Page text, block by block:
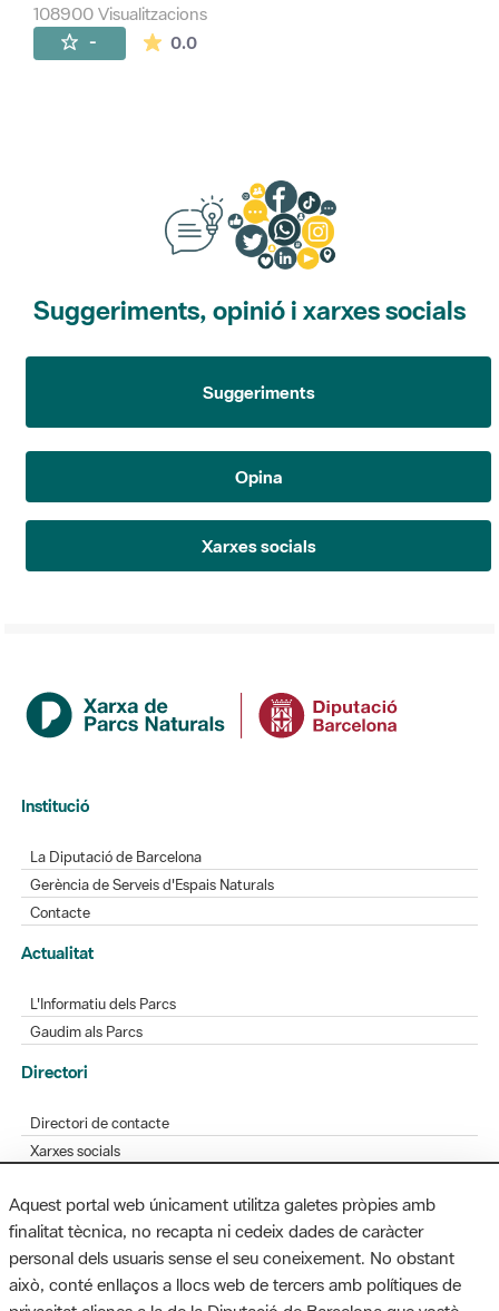
108900 Visualitzacions
- 0.0La mitjana de les valoracions és de 0
Suggeriments, opinió i xarxes socials
Suggeriments
Opina
Xarxes socials
Institució
La Diputació de Barcelona
Gerència de Serveis d'Espais Naturals
Contacte
Actualitat
L'Informatiu dels Parcs
Gaudim als Parcs
Directori
Directori de contacte
Xarxes socials
Bústia de suggeriments
Opineu sobre els parcs
Aquest portal web únicament utilitza galetes pròpies amb
finalitat tècnica, no recapta ni cedeix dades de caràcter
personal dels usuaris sense el seu coneixement. No obstant
això, conté enllaços a llocs web de tercers amb polítiques de